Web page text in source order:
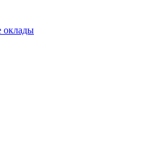
оклады